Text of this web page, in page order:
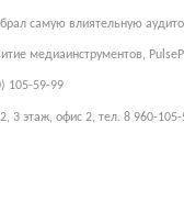
самую влиятельную
медиаинструментов,
105-59-99
3 этаж, офис 2, тел. 8 960-